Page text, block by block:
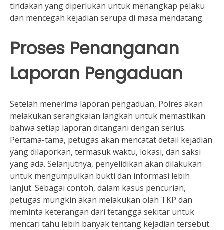
tindakan yang diperlukan untuk menangkap pelaku
dan mencegah kejadian serupa di masa mendatang.
Proses Penanganan
Laporan Pengaduan
Setelah menerima laporan pengaduan, Polres akan
melakukan serangkaian langkah untuk memastikan
bahwa setiap laporan ditangani dengan serius.
Pertama-tama, petugas akan mencatat detail kejadian
yang dilaporkan, termasuk waktu, lokasi, dan saksi
yang ada. Selanjutnya, penyelidikan akan dilakukan
untuk mengumpulkan bukti dan informasi lebih
lanjut. Sebagai contoh, dalam kasus pencurian,
petugas mungkin akan melakukan olah TKP dan
meminta keterangan dari tetangga sekitar untuk
mencari tahu lebih banyak tentang kejadian tersebut.